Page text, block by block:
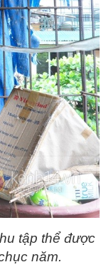
tập thể được
năm.